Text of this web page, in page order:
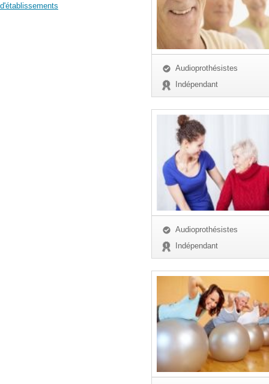
d'établissements
Audioprothésistes
Indépendant
Audioprothésistes
Indépendant